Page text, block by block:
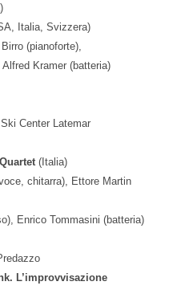
Italia, Svizzera)
(pianoforte),
Kramer (batteria)
Center Latemar
(Italia)
chitarra), Ettore Martin
Enrico Tommasini (batteria)
L’improvvisazione